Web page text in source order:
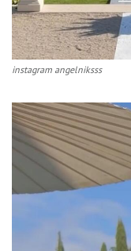
instagram angelniksss